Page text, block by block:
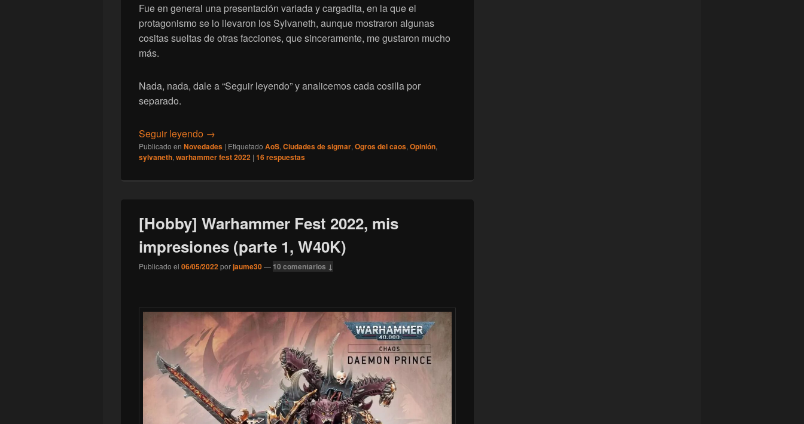
Fue en general una presentación variada y cargadita, en la que el
protagonismo se lo llevaron los Sylvaneth, aunque mostraron algunas
cositas sueltas de otras facciones, que sinceramente, me gustaron mucho
más.
Nada, nada, dale a “Seguir leyendo” y analicemos cada cosilla por
separado.
Seguir leyendo [Hobby] Warhammer Fest 2022, mis impresiones (parte 2, AoS)
→
Publicado en Novedades | Etiquetado AoS, Ciudades de sigmar, Ogros del caos, Opinión,
sylvaneth, warhammer fest 2022 | 16respuestas
[Hobby] Warhammer Fest 2022, mis
impresiones (parte 1, W40K)
Publicado el 06/05/2022porjaume30— 10 comentarios ↓